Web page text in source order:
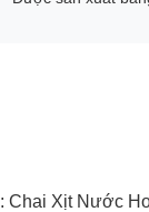
Chai Xịt Nước